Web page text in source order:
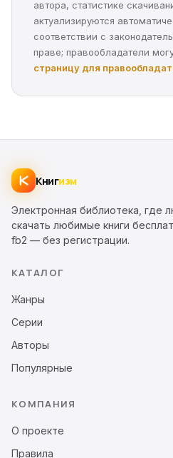
автора, статистике
актуализируются
соответствии с
праве; правообладатели
страницу для
Книгизм
Электронная библиотека, где
скачать любимые книги
fb2 — без регистрации.
КАТАЛОГ
Жанры
Серии
Авторы
Популярные
КОМПАНИЯ
О проекте
Правила